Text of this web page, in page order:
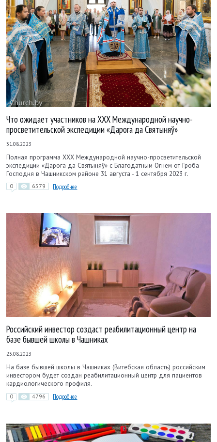
Что ожидает участников на ХХХ Международной научно-
просветительской экспедиции «Дарога да Святыняў»
31.08.2023
Полная программа ХХХ Международной научно-просветительской
экспедиции «Дарога да Святыняў» с Благодатным Огнем от Гроба
Господня в Чашникском районе 31 августа - 1 сентября 2023 г.
0 6579 Подробнее
Российский инвестор создаст реабилитационный центр на
базе бывшей школы в Чашниках
23.08.2023
На базе бывшей школы в Чашниках (Витебская область) российским
инвестором будет создан реабилитационный центр для пациентов
кардиологического профиля.
0 4796 Подробнее